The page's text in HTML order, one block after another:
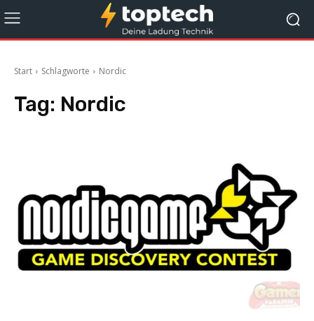
Start Schlagworte Nordic
Tag: Nordic